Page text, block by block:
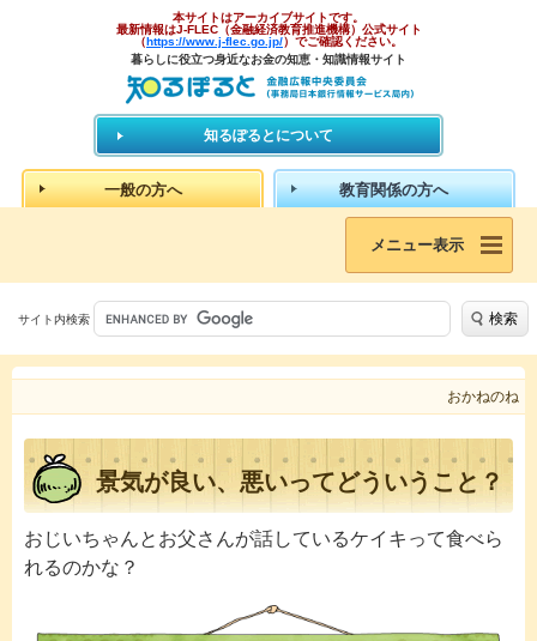
本サイトはアーカイブサイトです。
最新情報はJ-FLEC（金融経済教育推進機構）公式サイト
（https://www.j-flec.go.jp/）でご確認ください。
暮らしに役立つ身近なお金の知恵・知識情報サイト
知るぽるとについて
一般の方へ 教育関係の方へ
メニュー表示
サイト内検索 検索
おかねのね
景気が良い、悪いってどういうこと？
おじいちゃんとお父さんが話しているケイキって食べら
れるのかな？